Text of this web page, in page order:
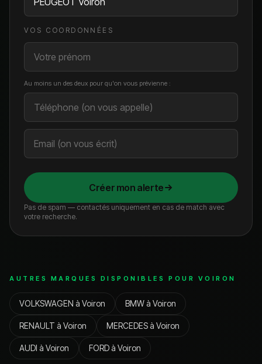
VOS COORDONNÉES
Au moins un des deux pour qu'on vous prévienne :
Créer mon alerte
Pas de spam — contactés uniquement en cas de match avec
votre recherche.
AUTRES MARQUES DISPONIBLES POUR VOIRON
VOLKSWAGEN à Voiron BMWà Voiron
RENAULT à Voiron MERCEDESà Voiron
AUDI à Voiron FORDà Voiron